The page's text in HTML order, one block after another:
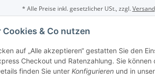
Cookies & Co nutzen
auf „Alle akzeptieren“ gestatten Sie den
Checkout und Ratenzahlung. Sie
finden Sie unter Konfigurieren und in
* Alle Preise inkl. gesetzlicher USt., zzgl.Versand